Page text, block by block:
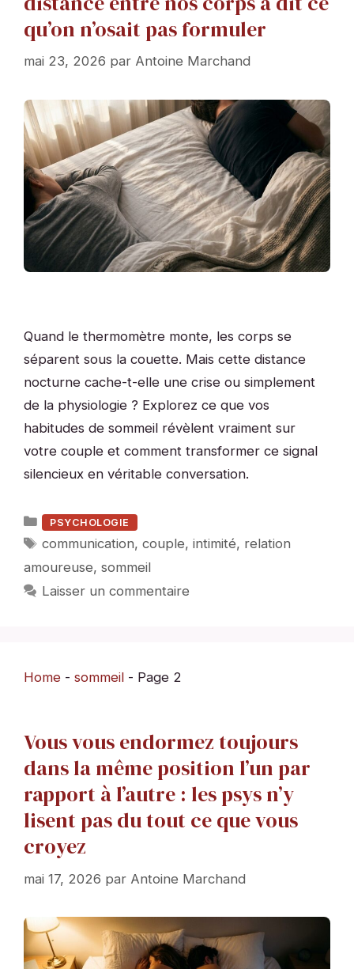
qu’on n’osait pas formuler
mai 23, 2026 par Antoine Marchand
Quand le thermomètre monte, les corps se
séparent sous la couette. Mais cette distance
nocturne cache-t-elle une crise ou simplement
de la physiologie ? Explorez ce que vos
habitudes de sommeil révèlent vraiment sur
votre couple et comment transformer ce signal
silencieux en véritable conversation.
Catégories
PSYCHOLOGIE
Étiquettes
communication,couple,intimité, relation
amoureuse, sommeil
Laisser un commentaire
Home - sommeil - Page 2
Vous vous endormez toujours
dans la même position l’un par
rapport à l’autre : les psys n’y
lisent pas du tout ce que vous
croyez
mai 17, 2026 par Antoine Marchand